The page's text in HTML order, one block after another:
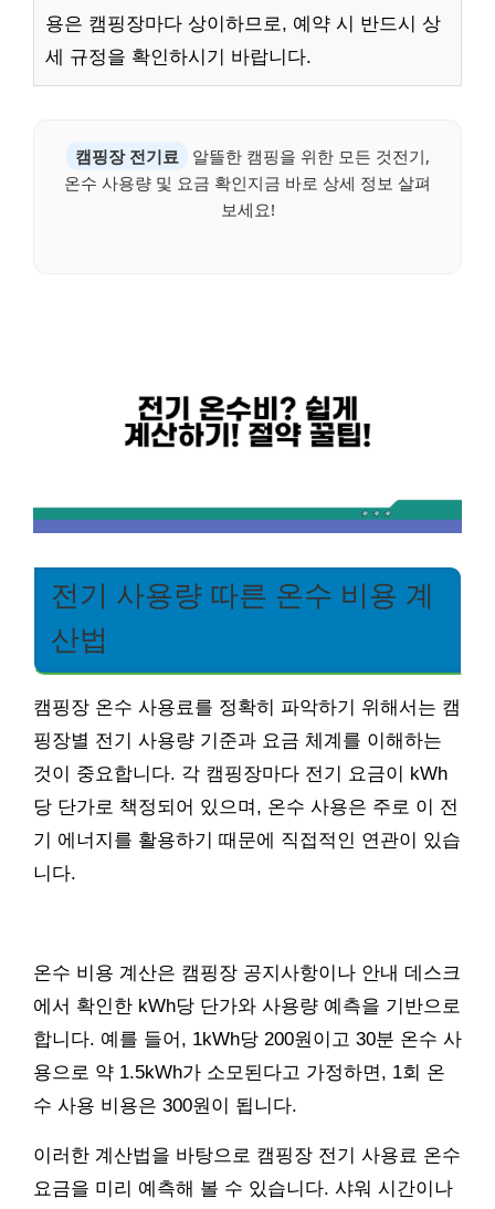
용은 캠핑장마다 상이하므로, 예약 시 반드시 상
세 규정을 확인하시기 바랍니다.
캠핑장 전기료
알뜰한 캠핑을 위한 모든 것전기,
온수 사용량 및 요금 확인지금 바로 상세 정보 살펴
보세요!
전기 사용량 따른 온수 비용 계
산법
캠핑장 온수 사용료를 정확히 파악하기 위해서는 캠
핑장별 전기 사용량 기준과 요금 체계를 이해하는
것이 중요합니다. 각 캠핑장마다 전기 요금이 kWh
당 단가로 책정되어 있으며, 온수 사용은 주로 이 전
기 에너지를 활용하기 때문에 직접적인 연관이 있습
니다.
온수 비용 계산은 캠핑장 공지사항이나 안내 데스크
에서 확인한 kWh당 단가와 사용량 예측을 기반으로
합니다. 예를 들어, 1kWh당 200원이고 30분 온수 사
용으로 약 1.5kWh가 소모된다고 가정하면, 1회 온
수 사용 비용은 300원이 됩니다.
이러한 계산법을 바탕으로 캠핑장 전기 사용료 온수
요금을 미리 예측해 볼 수 있습니다. 샤워 시간이나